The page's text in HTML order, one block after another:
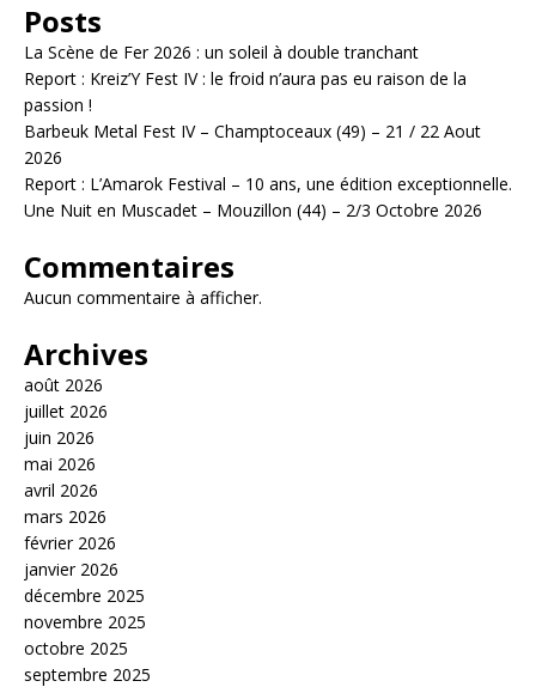
Posts
La Scène de Fer 2026 : un soleil à double tranchant
Report : Kreiz’Y Fest IV : le froid n’aura pas eu raison de la
passion !
Barbeuk Metal Fest IV – Champtoceaux (49) – 21 / 22 Aout
2026
Report : L’Amarok Festival – 10 ans, une édition exceptionnelle.
Une Nuit en Muscadet – Mouzillon (44) – 2/3 Octobre 2026
Commentaires
Aucun commentaire à afficher.
Archives
août 2026
juillet 2026
juin 2026
mai 2026
avril 2026
mars 2026
février 2026
janvier 2026
décembre 2025
novembre 2025
octobre 2025
septembre 2025